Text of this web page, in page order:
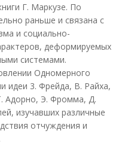
Г. Маркузе. По
раньше и связана с
и социально-
деформируемых
системами.
Одномерного
идеи 3. Фрейда, В. Райха,
Адорно, Э. Фромма, Д.
изучавших различные
отчуждения и